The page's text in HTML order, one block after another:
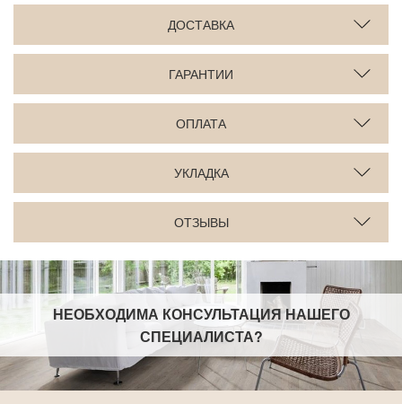
ДОСТАВКА
ГАРАНТИИ
ОПЛАТА
УКЛАДКА
ОТЗЫВЫ
НЕОБХОДИМА КОНСУЛЬТАЦИЯ НАШЕГО
СПЕЦИАЛИСТА?